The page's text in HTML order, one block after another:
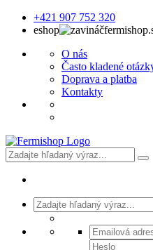
+421 907 752 320
eshop
O nás
Často kladené
Doprava a platba
Kontakty